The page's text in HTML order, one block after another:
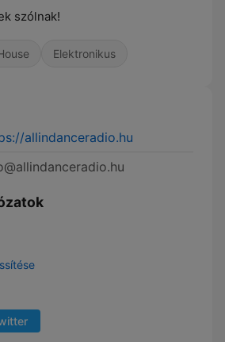
szólnak!
Elektronikus
allindanceradio.hu